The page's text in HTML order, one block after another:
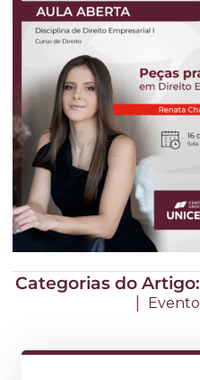
Categorias do Artigo:
| Evento